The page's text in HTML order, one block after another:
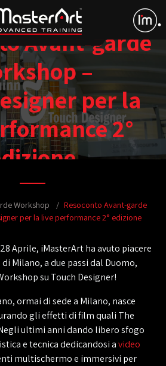
Avant-garde
–
per la
2°
Workshop
Resoconto Avant-garde
per la live performance 2° edizione
Aprile, iMasterArt ha avuto piacere
Milano, a due passi dal Duomo,
su Touch Designer!
ormai di sede a Milano, nasce
gli effetti di film quali The
ultimi anni dando libero sfogo
e tecnica dedicandosi avideo
multischermo e immersivi per